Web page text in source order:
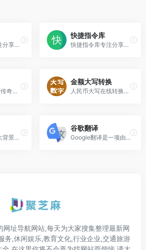
柯基捷径库专注分享苹果iOS快捷指令与教程,提供高质量iOS捷径,快捷指令原名workflow又名捷径,苹果生态iPhone/iPad/Mac中的一款效率软件。
快捷指令库
快捷指令库专注分享苹果手机iOS快捷指令大全，提供实用的iPhone快捷指令下载与教程
IP138查询网由传奇站长李兴平...
金额大写转换
人民币大写在线转换工具可为银行汇款单、支票、合同等提供金额大写转换、大写数字转换。
数据化运营的大背景下，电商...
谷歌翻译
Google翻译是一项由Google于2006年开始提供的翻译文段及网页的服务。
网址导航网站,每天为大家搜集整理最新网
务,休闲娱乐,教育文化,行业企业,交通旅游